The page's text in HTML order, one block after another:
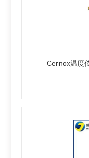
Cernox温度